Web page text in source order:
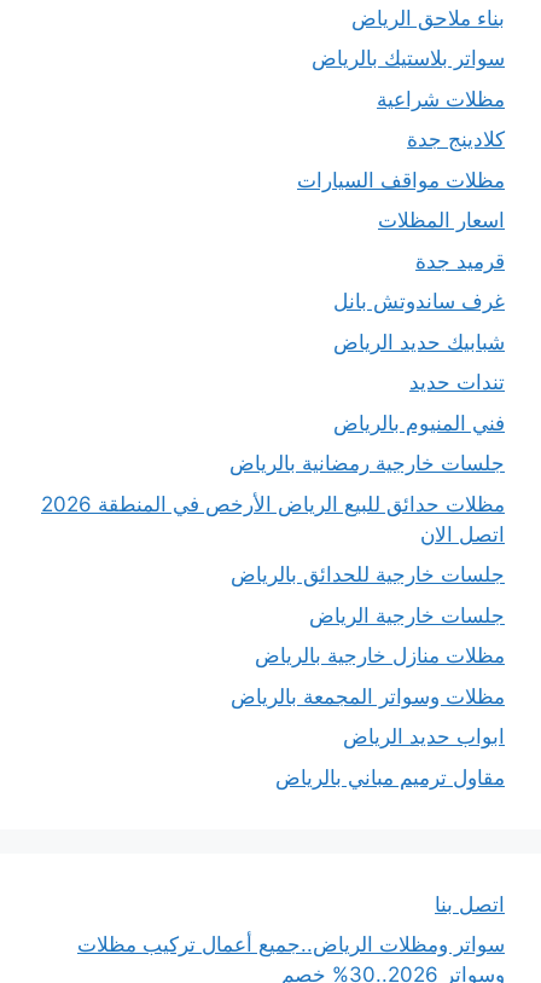
بناء ملاحق الرياض
سواتر بلاستيك بالرياض
مظلات شراعية
كلادينج جدة
مظلات مواقف السيارات
اسعار المظلات
قرميد جدة
غرف ساندوتش بانل
شبابيك حديد الرياض
تندات حديد
فني المنيوم بالرياض
جلسات خارجية رمضانية بالرياض
مظلات حدائق للبيع الرياض الأرخص في المنطقة 2026
اتصل الان
جلسات خارجية للحدائق بالرياض
جلسات خارجية الرياض
مظلات منازل خارجية بالرياض
مظلات وسواتر المجمعة بالرياض
ابواب حديد الرياض
مقاول ترميم مباني بالرياض
اتصل بنا
سواتر ومظلات الرياض..جميع أعمال تركيب مظلات
وسواتر 2026..30% خصم